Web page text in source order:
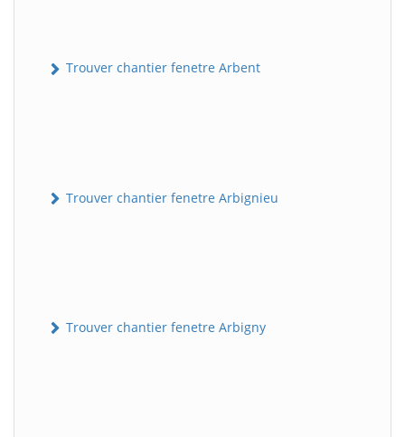
Trouver chantier fenetre Arbent
Trouver chantier fenetre Arbignieu
Trouver chantier fenetre Arbigny